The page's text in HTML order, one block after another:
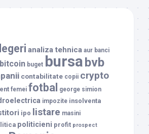
analiza tehnica aur banci
bitcoin buget bursabvb
contabilitate copii crypto
femei fotbal george simion
impozite insolventa
ipo listare masini
politicieni profit prospect